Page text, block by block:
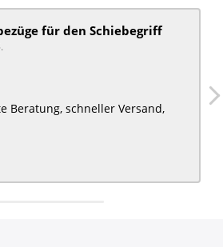
für ​den Schiebegriff
Beratung, schneller Versand,